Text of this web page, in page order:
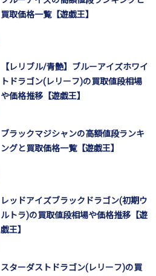
買取価格一覧【遊戯王】
【レリブル/青艶】ブルーアイズホワイ
トドラゴン(レリーフ)の買取値段相場
や価格推移【遊戯王】
ブラックマジシャンの高額値段ランキ
ングと買取価格一覧【遊戯王】
レッドアイズブラックドラゴン(初期ウ
ルトラ)の買取値段相場や価格推移【遊
戯王】
スターダストドラゴン(レリーフ)の買